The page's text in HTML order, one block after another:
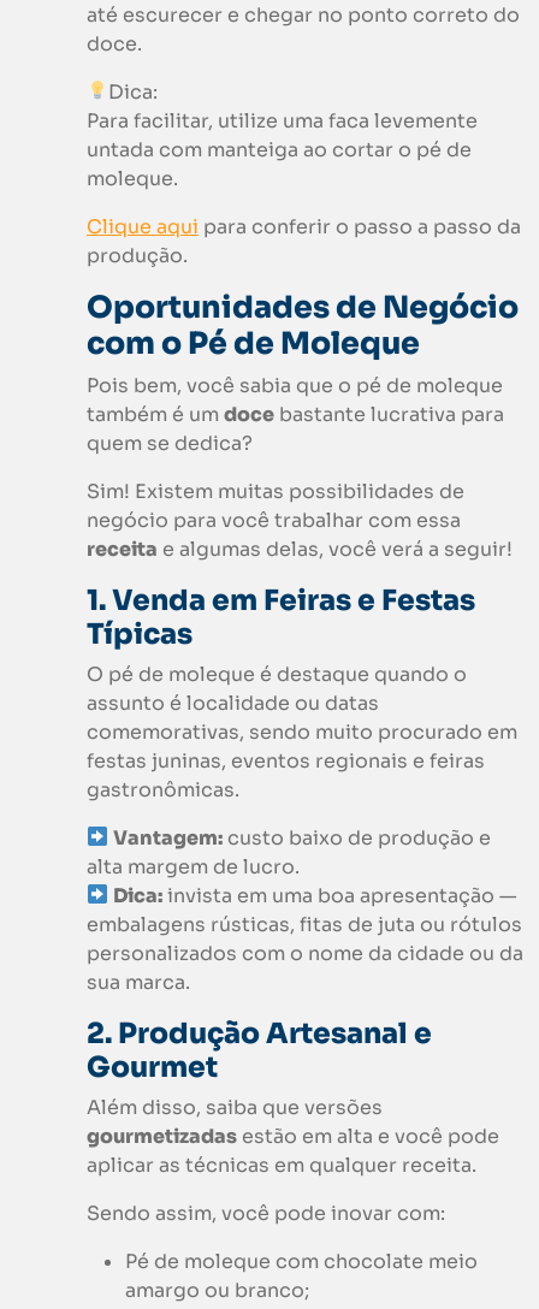
até escurecer e chegar no ponto correto do
doce.
Dica:
Para facilitar, utilize uma faca levemente
untada com manteiga ao cortar o pé de
moleque.
Clique aqui para conferir o passo a passo da
produção.
Oportunidades de Negócio
com o Pé de Moleque
Pois bem, você sabia que o pé de moleque
também é um doce bastante lucrativa para
quem se dedica?
Sim! Existem muitas possibilidades de
negócio para você trabalhar com essa
receita e algumas delas, você verá a seguir!
1. Venda em Feiras e Festas
Típicas
O pé de moleque é destaque quando o
assunto é localidade ou datas
comemorativas, sendo muito procurado em
festas juninas, eventos regionais e feiras
gastronômicas.
Vantagem: custo baixo de produção e
alta margem de lucro.
Dica:invista em uma boa apresentação —
embalagens rústicas, fitas de juta ou rótulos
personalizados com o nome da cidade ou da
sua marca.
2. Produção Artesanal e
Gourmet
Além disso, saiba que versões
gourmetizadas estão em alta e você pode
aplicar as técnicas em qualquer receita.
Sendo assim, você pode inovar com:
Pé de moleque com chocolate meio
amargo ou branco;